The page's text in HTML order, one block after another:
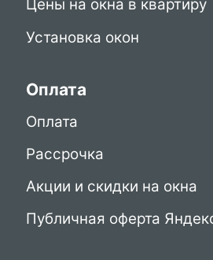
Цены на окна в квартиру
Установка окон
Оплата
Оплата
Рассрочка
Акции и скидки на окна
Публичная оферта